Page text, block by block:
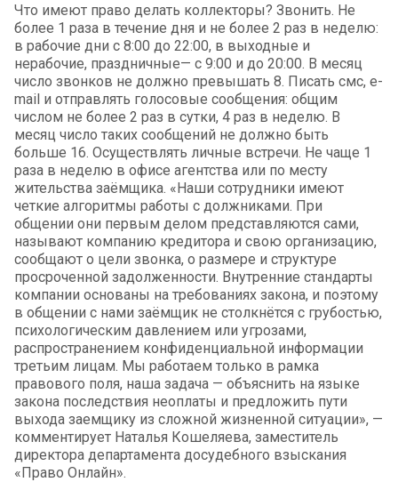
Что имеют право делать коллекторы? Звонить. Не
более 1 раза в течение дня и не более 2 раз в неделю:
в рабочие дни с 8:00 до 22:00, в выходные и
нерабочие, праздничные— с 9:00 и до 20:00. В месяц
число звонков не должно превышать 8. Писать смс, e-
mail и отправлять голосовые сообщения: общим
числом не более 2 раз в сутки, 4 раз в неделю. В
месяц число таких сообщений не должно быть
больше 16. Осуществлять личные встречи. Не чаще 1
раза в неделю в офисе агентства или по месту
жительства заёмщика. «Наши сотрудники имеют
четкие алгоритмы работы с должниками. При
общении они первым делом представляются сами,
называют компанию кредитора и свою организацию,
сообщают о цели звонка, о размере и структуре
просроченной задолженности. Внутренние стандарты
компании основаны на требованиях закона, и поэтому
в общении с нами заёмщик не столкнётся с грубостью,
психологическим давлением или угрозами,
распространением конфиденциальной информации
третьим лицам. Мы работаем только в рамка
правового поля, наша задача — объяснить на языке
закона последствия неоплаты и предложить пути
выхода заемщику из сложной жизненной ситуации», —
комментирует Наталья Кошеляева, заместитель
директора департамента досудебного взыскания
«Право Онлайн».